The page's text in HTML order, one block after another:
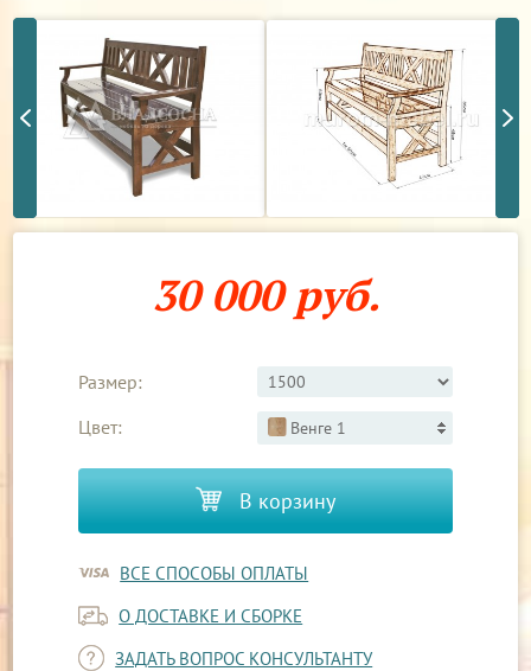
30 000 руб.
Размер:
Цвет:
Венге 1
В корзину
ВСЕ СПОСОБЫ ОПЛАТЫ
О ДОСТАВКЕ И СБОРКЕ
ЗАДАТЬ ВОПРОС КОНСУЛЬТАНТУ